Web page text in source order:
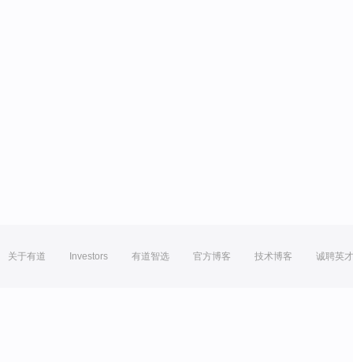
关于有道 Investors 有道智选 官方博客 技术博客 诚聘英才